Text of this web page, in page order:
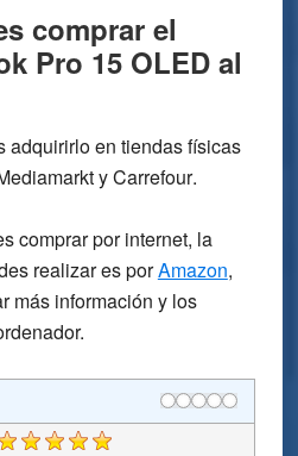
comprar el
Pro 15 OLED al
adquirirlo en tiendas físicas
yCarrefour.
comprar por internet, la
realizar es porAmazon,
más información y los